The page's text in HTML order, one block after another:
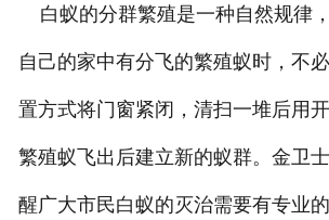
白蚁的分群繁殖是一种自然规律
自己的家中有分飞的繁殖蚁时，不
置方式将门窗紧闭，清扫一堆后用
繁殖蚁飞出后建立新的蚁群。金卫
醒广大市民白蚁的灭治需要有专业